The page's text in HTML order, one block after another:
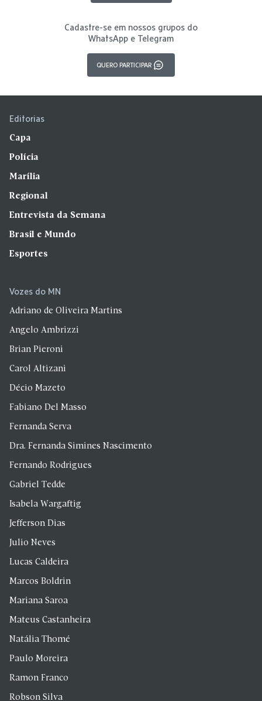
Cadastre-se em nossos grupos do
WhatsApp e Telegram
QUERO PARTICIPAR
Editorias
Capa
Polícia
Marília
Regional
Entrevista da Semana
Brasil e Mundo
Esportes
Vozes do MN
Adriano de Oliveira Martins
Angelo Ambrizzi
Brian Pieroni
Carol Altizani
Décio Mazeto
Fabiano Del Masso
Fernanda Serva
Dra. Fernanda Simines Nascimento
Fernando Rodrigues
Gabriel Tedde
Isabela Wargaftig
Jefferson Dias
Julio Neves
Lucas Caldeira
Marcos Boldrin
Mariana Saroa
Mateus Castanheira
Natália Thomé
Paulo Moreira
Ramon Franco
Robson Silva